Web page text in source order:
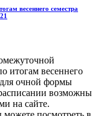
весеннего семестра
итогам весеннего
для очной формы
возможны
на сайте.